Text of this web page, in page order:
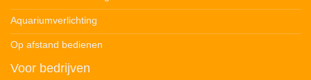
Aquariumverlichting
Op afstand bedienen
Voor bedrijven